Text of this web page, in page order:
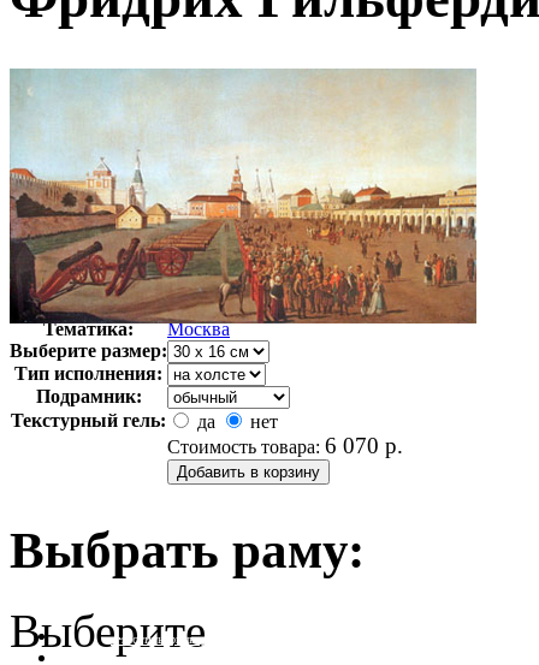
Автор:
Неизвестно
Арт-стиль
Русская живопись XIX века
Тематика:
Москва
Выберите размер:
Тип исполнения:
Подрамник:
Текстурный гель:
да
нет
Стоимость товара: 6 070 р.
Выбрать раму:
очистить фильтр цвета
Выберите